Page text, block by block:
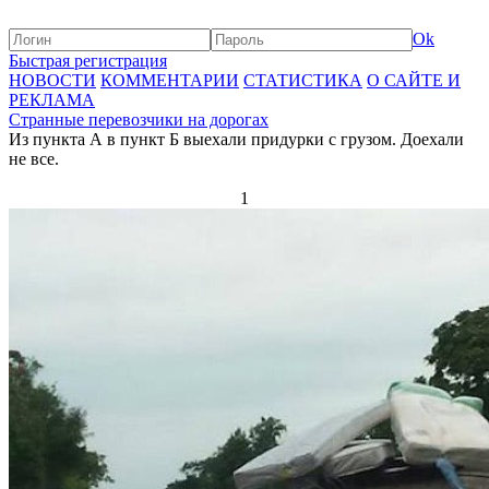
Ok
Быстрая регистрация
НОВОСТИ КОММЕНТАРИИ СТАТИСТИКА О САЙТЕ И
РЕКЛАМА
Странные перевозчики на дорогах
Из пункта А в пункт Б выехали придурки с грузом. Доехали
не все.
1